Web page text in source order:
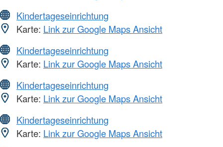
Kindertageseinrichtung
Karte: Link zur Google Maps Ansicht
Kindertageseinrichtung
Karte: Link zur Google Maps Ansicht
Kindertageseinrichtung
Karte: Link zur Google Maps Ansicht
Kindertageseinrichtung
Karte: Link zur Google Maps Ansicht